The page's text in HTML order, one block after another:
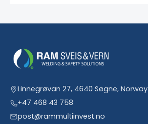
Linnegrøvan 27, 4640 Søgne, Norway
+47 468 43 758
post@rammultiinvest.no